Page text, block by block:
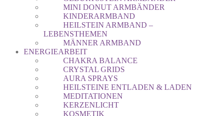
MINI DONUT ARMBÄNDER
KINDERARMBAND
HEILSTEIN ARMBAND –
LEBENSTHEMEN
MÄNNER ARMBAND
ENERGIEARBEIT
CHAKRA BALANCE
CRYSTAL GRIDS
AURA SPRAYS
HEILSTEINE ENTLADEN & LADEN
MEDITATIONEN
KERZENLICHT
KOSMETIK